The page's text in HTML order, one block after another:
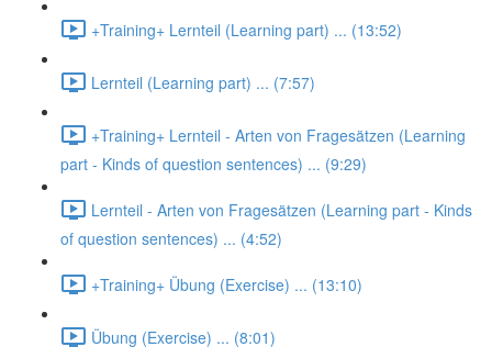
+Training+ Lernteil (Learning part) ... (13:52)
Lernteil (Learning part) ... (7:57)
+Training+ Lernteil - Arten von Fragesätzen (Learning
part - Kinds of question sentences) ... (9:29)
Lernteil - Arten von Fragesätzen (Learning part - Kinds
of question sentences) ... (4:52)
+Training+ Übung (Exercise) ... (13:10)
Übung (Exercise) ... (8:01)